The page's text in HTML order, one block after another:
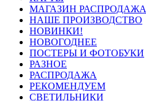
МАГАЗИН РАСПРОДАЖА
НАШЕ ПРОИЗВОДСТВО
НОВИНКИ!
НОВОГОДНЕЕ
ПОСТЕРЫ И ФОТОБУКИ
РАЗНОЕ
РАСПРОДАЖА
РЕКОМЕНДУЕМ
СВЕТИЛЬНИКИ